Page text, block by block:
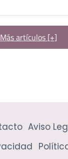
Más artículos [+]
Aviso